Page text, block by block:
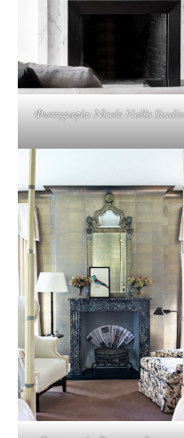
Φωτογραφία: Nicole Hollis Studio